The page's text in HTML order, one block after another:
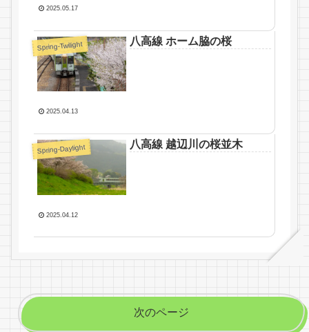
2025.05.17
Spring-Twilight 八高線 ホーム脇の桜
2025.04.13
Spring-Daylight 八高線 越辺川の桜並木
2025.04.12
次のページ